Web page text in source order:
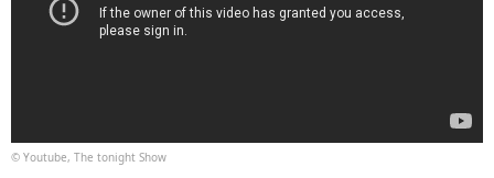
© Youtube, The tonight Show